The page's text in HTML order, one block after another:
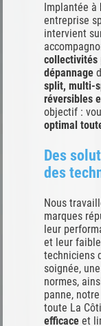
Implantée à
entreprise
intervient
collectivités
dépannage
split, multi-
réversibles
objectif :
optimal
Des
des
Nous
marques
leur
et leur
techniciens
soignée,
normes,
panne,
toute La
efficace et